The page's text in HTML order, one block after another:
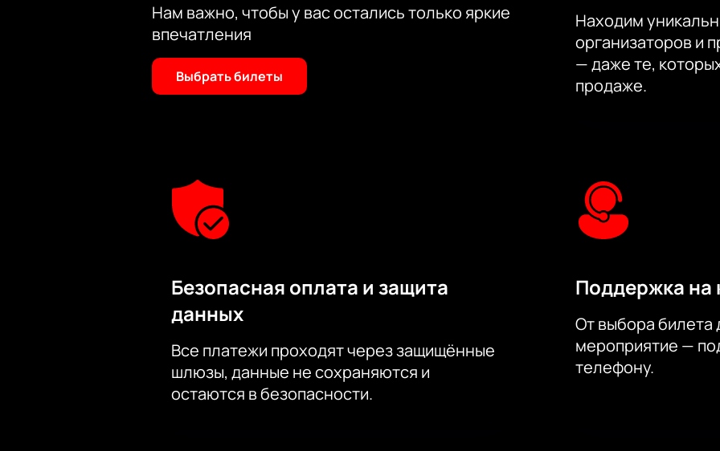
Нам важно, чтобы у вас остались только яркие
впечатления
Выбрать билеты
Находим
организаторов и
— даже те,
продаже.
Безопасная оплата и защита
данных
Все платежи проходят через защищённые
шлюзы, данные не сохраняются и
остаются в безопасности.
Поддержка на
От выбора билета
мероприятие —
телефону.